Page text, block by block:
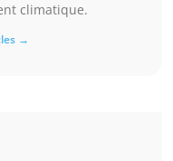
climatique.
→